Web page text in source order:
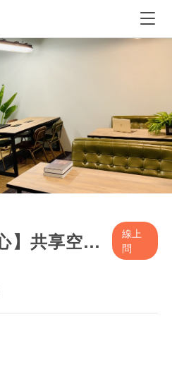
【新亮點商務中心】共享空間16人
線上
問